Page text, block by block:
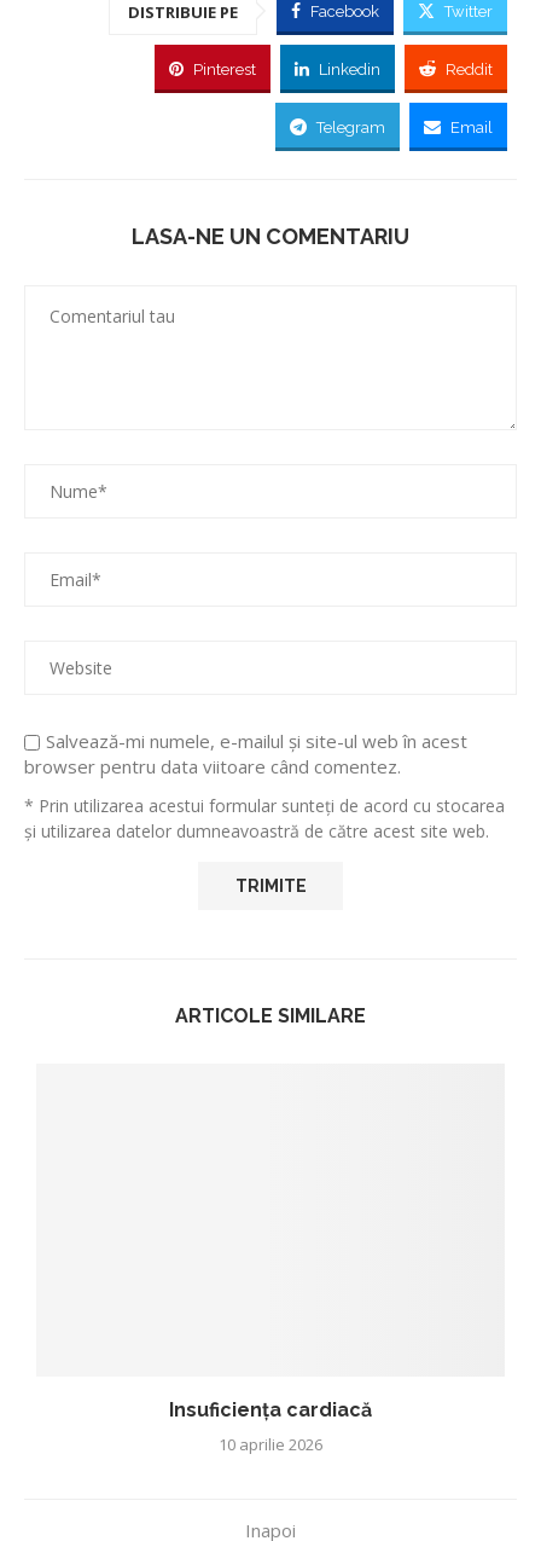
DISTRIBUIE PE Facebook Twitter
Pinterest Linkedin Reddit
Telegram Email
LASA-NE UN COMENTARIU
Salvează-mi numele, e-mailul și site-ul web în acest
browser pentru data viitoare când comentez.
* Prin utilizarea acestui formular sunteți de acord cu stocarea
și utilizarea datelor dumneavoastră de către acest site web.
ARTICOLE SIMILARE
Insuficiența cardiacă
10 aprilie 2026
Inapoi